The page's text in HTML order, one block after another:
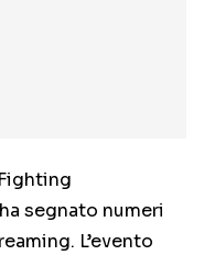
segnato numeri
L’evento